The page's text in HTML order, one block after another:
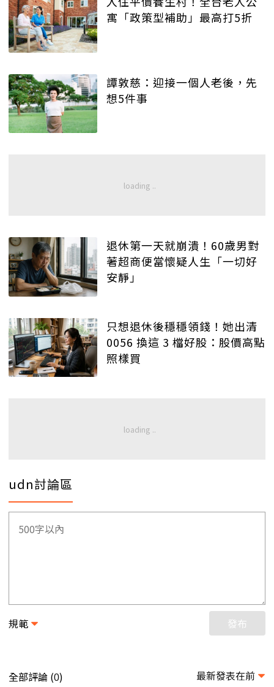
寓「政策型補助」最高打5折
譚敦慈：迎接一個人老後，先
想5件事
退休第一天就崩潰！60歲男對
著超商便當懷疑人生「一切好
安靜」
只想退休後穩穩領錢！她出清
0056 換這 3 檔好股：股價高點
照樣買
udn討論區
規範 發布
全部評論 (0) 最新發表在前